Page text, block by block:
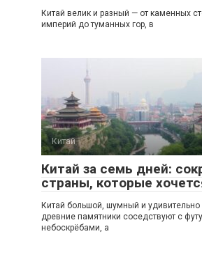
Китай велик и разный — от каменных
империй до туманных гор, в
Китай
Китай за семь дней:
страны, которые
Китай большой, шумный и
древние памятники соседствуют с
небоскрёбами, а